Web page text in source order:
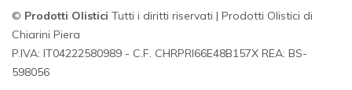
© Prodotti Olistici Tutti i diritti riservati | Prodotti Olistici di
Chiarini Piera
P.IVA: IT04222580989 - C.F. CHRPRI66E48B157X REA: BS-
598056